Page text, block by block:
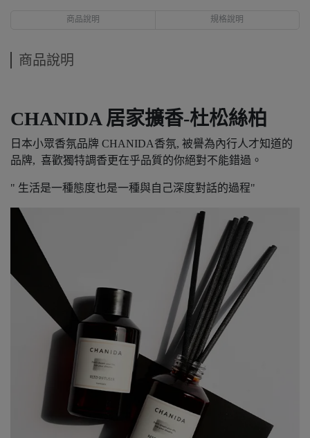
商品說明 規格說明
商品說明
CHANIDA 居家擴香-杜松絲柏
日本小眾香氛品牌 CHANIDA香氛, 被譽為內行人才知道的
品牌, 喜歡獨特調香更在乎品質的你絕對不能錯過。
" 生活是一種態度也是一種與自己深度對話的過程"